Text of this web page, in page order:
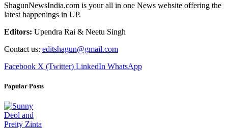
ShagunNewsIndia.com is your all in one News website offering the
latest happenings in UP.
Editors: Upendra Rai & Neetu Singh
Contact us: editshagun@gmail.com
Facebook X (Twitter) LinkedIn WhatsApp
Popular Posts